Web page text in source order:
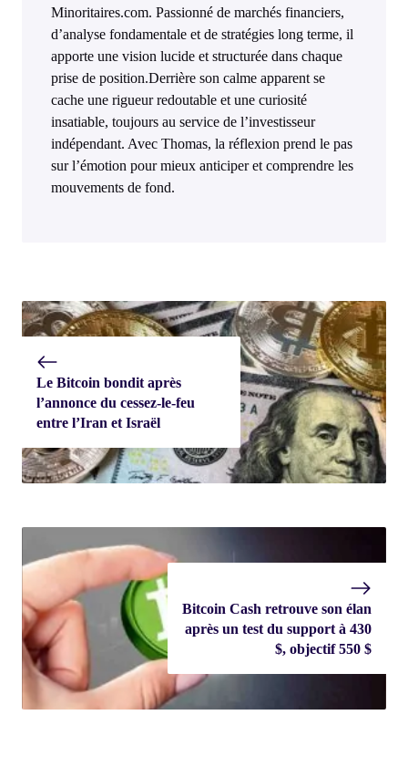
Minoritaires.com. Passionné de marchés financiers,
d’analyse fondamentale et de stratégies long terme, il
apporte une vision lucide et structurée dans chaque
prise de position.Derrière son calme apparent se
cache une rigueur redoutable et une curiosité
insatiable, toujours au service de l’investisseur
indépendant. Avec Thomas, la réflexion prend le pas
sur l’émotion pour mieux anticiper et comprendre les
mouvements de fond.
Le Bitcoin bondit après
l’annonce du cessez-le-feu
entre l’Iran et Israël
Bitcoin Cash retrouve son élan
après un test du support à 430
$, objectif 550 $